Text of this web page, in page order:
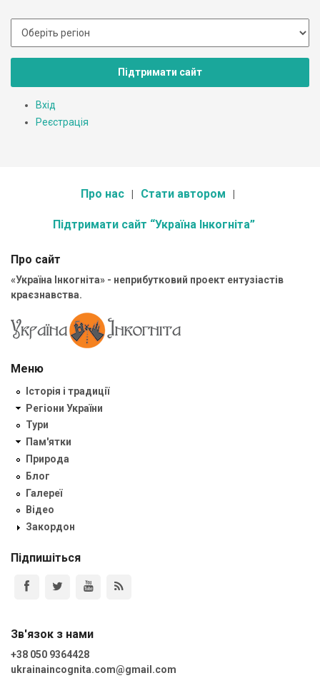
Підтримати сайт
Вхід
Реєстрація
Про нас Стати автором
Підтримати сайт “Україна Інкогніта”
Про сайт
«Україна Інкогніта» - неприбутковий проект ентузіастів
краєзнавства.
Меню
Історія і традиції
Регіони України
Тури
Пам'ятки
Природа
Блог
Галереї
Відео
Закордон
Підпишіться
Зв'язок з нами
+38 050 9364428
ukrainaincognita.com@gmail.com